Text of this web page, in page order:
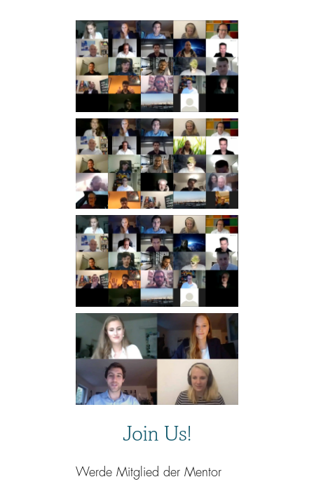
Join Us!
Werde Mitglied der Mentor